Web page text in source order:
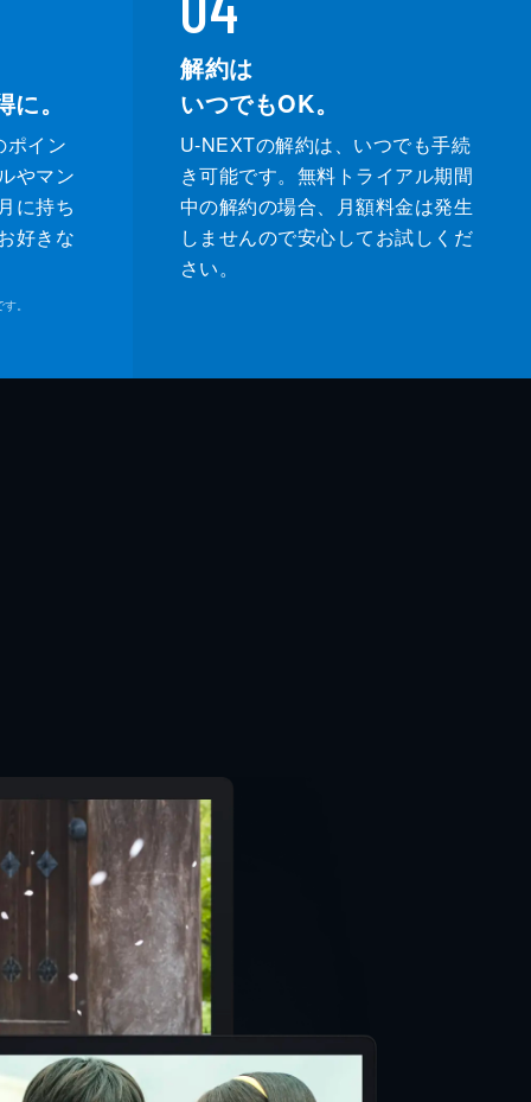
。
ポイン
やマン
に持ち
好きな
。
解約は
いつでもOK。
U-NEXTの解約は、いつでも手続
き可能です。無料トライアル期間
中の解約の場合、月額料金は発生
しませんので安心してお試しくだ
さい。